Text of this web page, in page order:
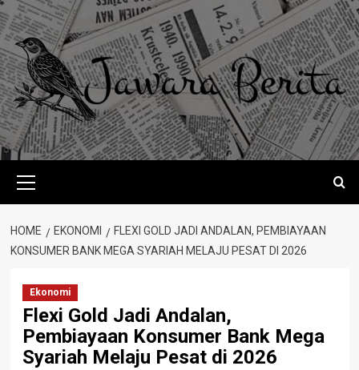
Skip
to
content
Menu
HOME EKONOMI
FLEXI GOLD JADI ANDALAN, PEMBIAYAAN
KONSUMER BANK MEGA SYARIAH MELAJU PESAT DI 2026
Ekonomi
Flexi Gold Jadi Andalan,
Pembiayaan Konsumer Bank Mega
Syariah Melaju Pesat di 2026